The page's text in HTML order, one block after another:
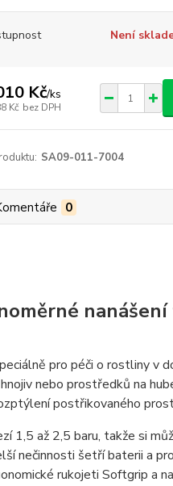
Není
Kč/ks
Kč bez DPH
SA09-011-7004
0
pro péči o rostliny v
nebo prostředků na
postřikovaného
1,5 až 2,5 baru, takže si
nečinnosti šetří baterii a
rukojeti Softgrip a